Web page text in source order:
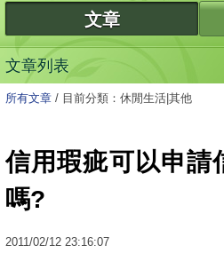
文章
文章列表
所有文章 / 目前分類：休閒生活|其他
信用瑕疵可以申請
嗎?
2011/02/12 23:16:07